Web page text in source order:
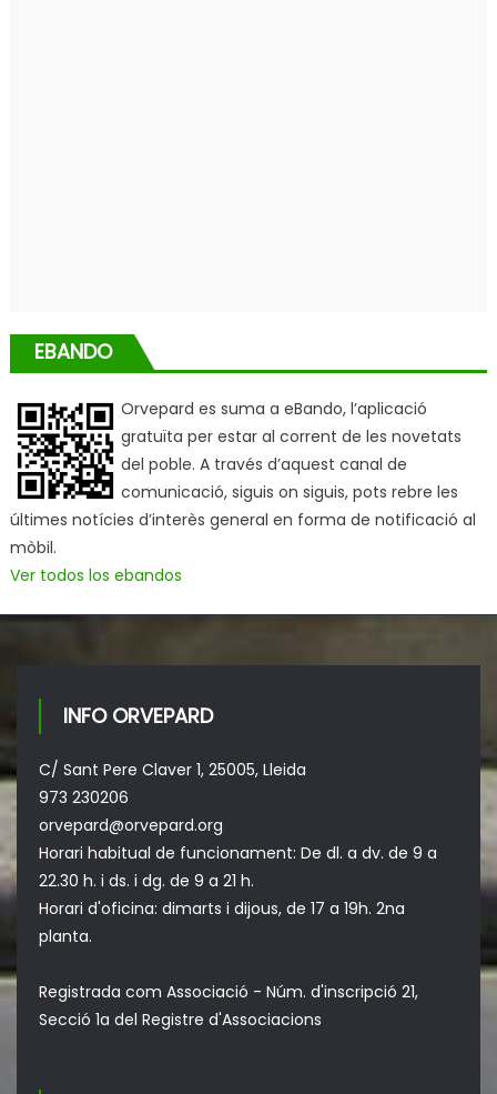
EBANDO
Orvepard es suma a eBando, l’aplicació
gratuïta per estar al corrent de les novetats
del poble. A través d’aquest canal de
comunicació, siguis on siguis, pots rebre les
últimes notícies d’interès general en forma de notificació al
mòbil.
Ver todos los ebandos
INFO ORVEPARD
C/ Sant Pere Claver 1, 25005, Lleida
973 230206
orvepard@orvepard.org
Horari habitual de funcionament: De dl. a dv. de 9 a
22.30 h. i ds. i dg. de 9 a 21 h.
Horari d'oficina: dimarts i dijous, de 17 a 19h. 2na
planta.
Registrada com Associació - Núm. d'inscripció 21,
Secció 1a del Registre d'Associacions